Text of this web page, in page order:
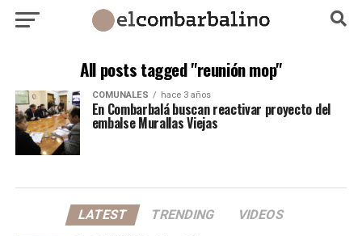
All posts tagged "reunión mop"
COMUNALES hace 3 años
En Combarbalá buscan reactivar proyecto del
embalse Murallas Viejas
LATEST TRENDING VIDEOS